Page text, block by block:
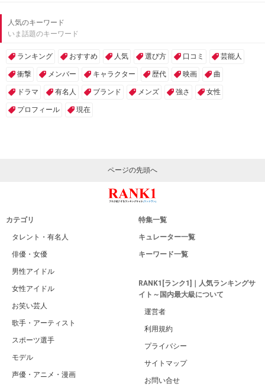
人気のキーワード
いま話題のキーワード
ランキング おすすめ 人気 選び方 口コミ 芸能人
衝撃 メンバー キャラクター 歴代 映画 曲
ドラマ 有名人 ブランド メンズ 強さ 女性
プロフィール 現在
ページの先頭へ
カテゴリ
タレント・有名人
俳優・女優
男性アイドル
女性アイドル
お笑い芸人
歌手・アーティスト
スポーツ選手
モデル
声優・アニメ・漫画
特集一覧
キュレーター一覧
キーワード一覧
RANK1[ランク1]｜人気ランキングサ
イト～国内最大級について
運営者
利用規約
プライバシー
サイトマップ
お問い合せ